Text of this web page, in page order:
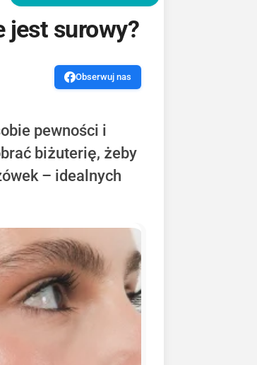
jest surowy?
Obserwuj nas
pewności i
biżuterię, żeby
– idealnych